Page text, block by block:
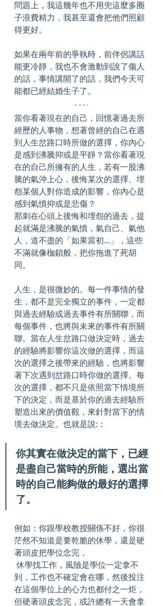
問題上，我這幾年也不用兜這麼多圈
子浪費精力，我甚至還會把他們照顧
得更好。
如果在兩年前的爭執時，前伴侶講話
能更冷靜，我也不會激動到說了傷人
的話，事情講開了的話，我們今天可
能都已經結婚生子了。
當你看著現在的自己，回憶著過去所
經歷的人事物，想著曾經的自己在遇
到人生岔路口時所做的選擇，你內心
是感到沸騰抑或是平靜？當你看著現
在的自己所擁有的人生，若有一股沸
騰的氣沖上心，後悔某次的選擇、埋
怨某個人對你造成的影響，你內心是
感到氣憤抑或是悲傷？
那刺在心頭上後悔和埋怨的過去，提
起就滿是沸騰的氣憤，氣自己、氣他
人，道不盡的「如果當初...」，這些
不滿就像枷鎖般，把你拖進了死胡
同。
人生，是很微妙的。每一件事情的發
生，都不是完全獨立的事件，一定都
與過去經驗或過去事件有所關聯，而
每個事件，也將與未來的事件有所關
聯。當在人生岔路口做決定時，過去
的經驗將影響你這次做的選擇，而這
次的選擇之後帶來的經驗，也將影響
著下次遇到岔路口時你做的選擇。每
次的選擇，都不只是依照當下情境所
下的決定，而是基於你的過去經驗所
塑造出來的價值觀，來針對當下的情
境去做決定。也就是說:：
你其實在做決定的當下，已經
是盡自己當時的所能，選出當
時的自己能夠做的最好的選擇
了。
例如：你跟學校教授關係不好，你很
茫然不知道是要乾脆的休學，還是硬
著頭皮把學位念完，
到，工作也不確定會在哪，然後投注
在這個學位上的心力也都付之一炬，
但硬著頭皮念完，或許總有一天會拿